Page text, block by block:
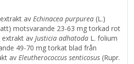
av Echinacea purpurea (L.)
motsvarande 23-63 mg torkad rot
av Justicia adhatoda L. folium
49-70 mg torkat blad från
av Eleutherococcus senticosus (Rupr.